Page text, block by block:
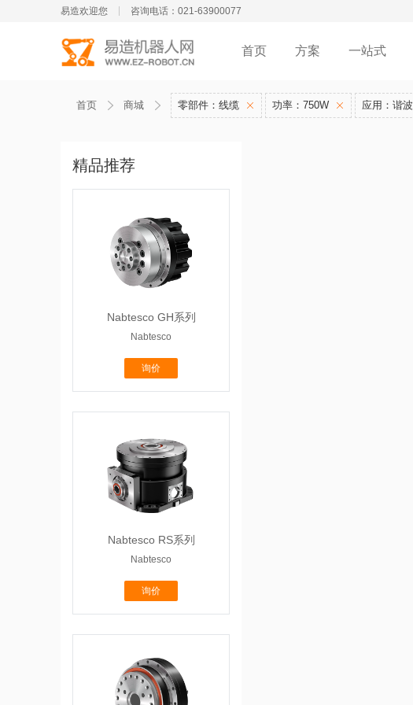
易造欢迎您 咨询电话：021-63900077
首页 方案 一站式
首页 商城 零部件：线缆 功率：750W 应用：谐波
精品推荐
Nabtesco GH系列
Nabtesco
询价
Nabtesco RS系列
Nabtesco
询价